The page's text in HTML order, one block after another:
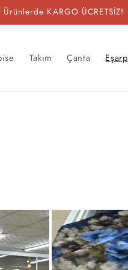
Ürünlerde KARGO ÜCRETSİZ!
Takım Çanta Eşarp